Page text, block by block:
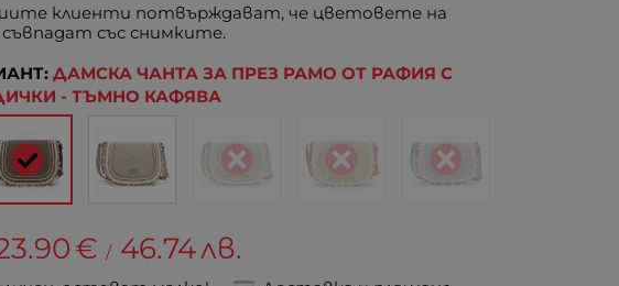
клиенти потвърждават, че цветовете на
със снимките.
ДАМСКА ЧАНТА ЗА ПРЕЗ РАМО ОТ РАФИЯ С
- ТЪМНО КАФЯВА
€ / 46.74лв.